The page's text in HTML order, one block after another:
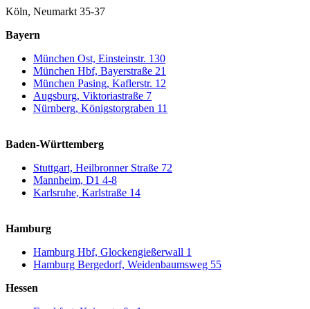
Köln, Neumarkt 35-37
Bayern
München Ost, Einsteinstr. 130
München Hbf, Bayerstraße 21
München Pasing, Kaflerstr. 12
Augsburg, Viktoriastraße 7
Nürnberg, Königstorgraben 11
Baden-Württemberg
Stuttgart, Heilbronner Straße 72
Mannheim, D1 4-8
Karlsruhe, Karlstraße 14
Hamburg
Hamburg Hbf, Glockengießerwall 1
Hamburg Bergedorf, Weidenbaumsweg 55
Hessen